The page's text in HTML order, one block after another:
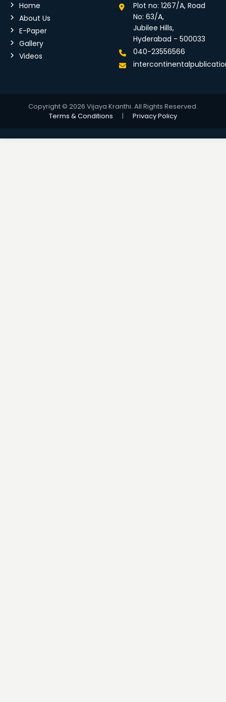
Home
About Us
E-Paper
Gallery
Videos
Plot no: 1267/A, Road
No: 63/A,
Jubilee Hills,
Hyderabad - 500033
040-23556566
Copyright © 2026 Vijaya Kranthi. All Rights Reserved.
Terms & Conditions
| Privacy Policy